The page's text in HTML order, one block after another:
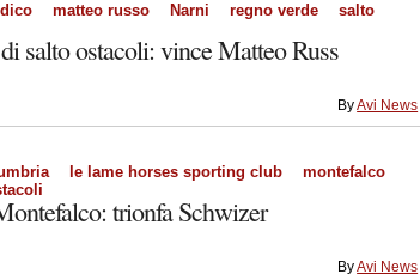
matteo russo Narni regno verde
salto
salto ostacoli: vince Matteo Russ
ByAvi News
le lame horses sporting club
montefalco
trionfa Schwizer
ByAvi News